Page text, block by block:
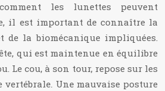
les lunettes peuvent
il est important de connaître la
de la biomécanique impliquées.
qui est maintenue en équilibre
Le cou, à son tour, repose sur les
Une mauvaise posture